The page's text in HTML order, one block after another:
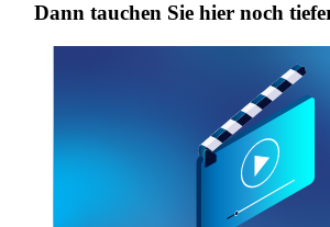
Dann tauchen Sie hier noch